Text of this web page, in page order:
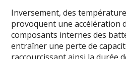
Inversement, des
provoquent une accélération
composants internes des
entraîner une perte de